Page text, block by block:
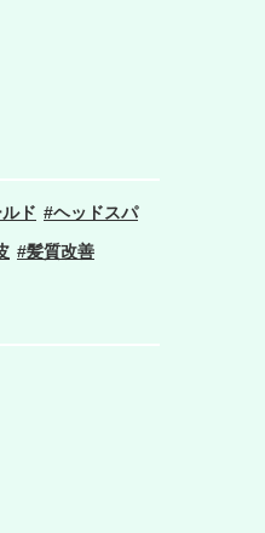
ド
ヘッドスパ
髪質改善